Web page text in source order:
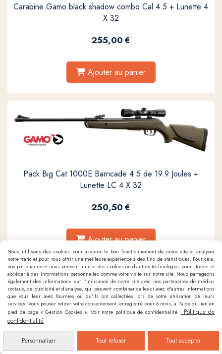
Carabine Gamo black shadow combo Cal 4.5 + Lunette 4
X 32
255,00€
Ajouter au panier
Pack Big Cat 1000E Barricade 4.5 de 19.9 Joules +
Lunette LC 4 X 32
250,50€
Ajouter au panier
Carabine Gamo delta rouge-bleu ou kaki synthétique / 7.5
Nous utilisons des cookies pour assurer le bon fonctionnement de notre site et analyser
notre trafic et pour vous offrir une meilleure expérience à des fins de statistiques. Pour cela,
nos partenaires et nous peuvent utiliser des cookies ou d'autres technologies pour stocker et
accéder à des informations personnelles comme votre visite sur notre site. Nous partageons
également des informations sur l'utilisation de notre site avec nos partenaires de médias
sociaux, de publicité et d'analyse, qui peuvent combiner celles-ci avec d'autres informations
que vous leur avez fournies ou qu'ils ont collectées lors de votre utilisation de leurs
services. Vous pouvez retirer votre consentement, enregistré pour 6 mois, à l'aide du lien en
pied de page « Gestion Cookies ». Voir notre politique de confidentialité : Politique de
confidentialité
Personnaliser Tout refuser Tout accepter